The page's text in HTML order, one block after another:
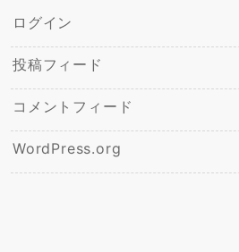
ログイン
投稿フィード
コメントフィード
WordPress.org